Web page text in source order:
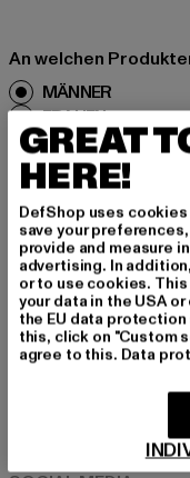
An welchen
MÄNNER
FRAUEN
E-MAIL
Informationen dazu, wie
in unserer
abmelden.
GREAT
HERE!
DefShop uses
save your
provide and measure
advertising. In
or to use cookies.
your data in the USA
the EU data
this, click on "Custom
agree to this. Data